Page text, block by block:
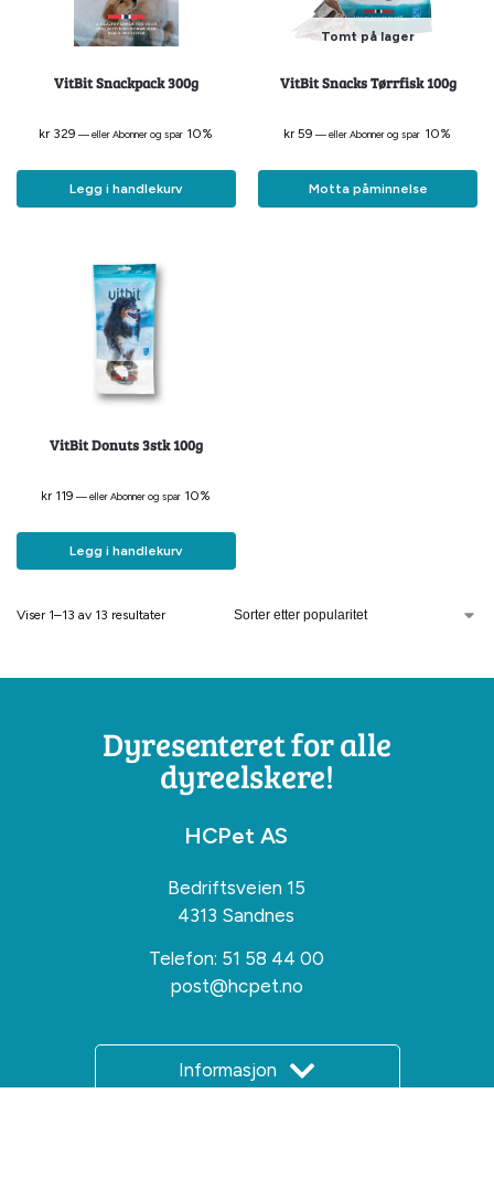
VitBit Snackpack 300g
kr329 —eller Abonner og spar 10%
Legg i handlekurv
Tomt på lager
VitBit Snacks Tørrfisk 100g
kr 59 —eller Abonner og spar 10%
Motta påminnelse
VitBit Donuts 3stk 100g
kr119 —eller Abonner og spar 10%
Legg i handlekurv
Viser 1–13 av 13 resultater
Dyresenteret for alle
dyreelskere!
HCPet AS
Bedriftsveien 15
4313 Sandnes
Telefon: 51 58 44 00
post@hcpet.no
Informasjon